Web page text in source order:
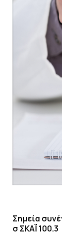
Σημεία
σ ΣΚΑΪ 100.3